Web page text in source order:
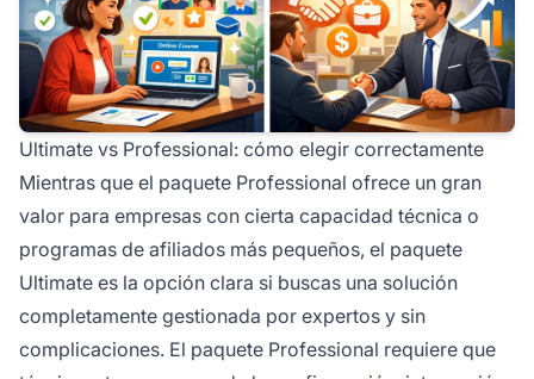
Ultimate vs Professional: cómo elegir correctamente
Mientras que el paquete Professional ofrece un gran
valor para empresas con cierta capacidad técnica o
programas de afiliados más pequeños, el paquete
Ultimate es la opción clara si buscas una solución
completamente gestionada por expertos y sin
complicaciones. El paquete Professional requiere que